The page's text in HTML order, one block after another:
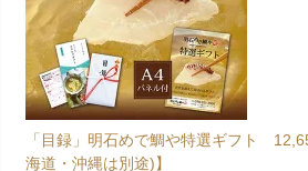
「目録」明石めで鯛や特選ギフト
海道・沖縄は別途)】